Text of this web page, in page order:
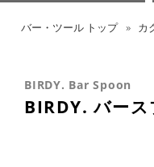
バー・ツール トップ カ
BIRDY. Bar Spoon
BIRDY. バース